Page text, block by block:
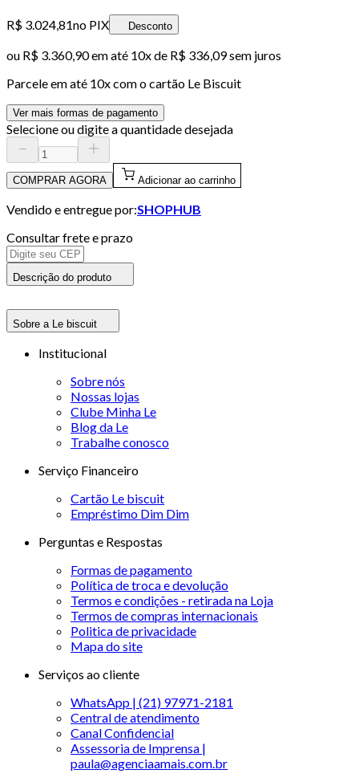
R$ 3.024,81no PIX Desconto
ou R$ 3.360,90em até 10x de R$ 336,09 sem juros
Parcele em até 10x com o cartão Le Biscuit
Ver mais formas de pagamento
Selecione ou digite a quantidade desejada
COMPRAR AGORA Adicionar ao carrinho
Vendido e entregue por:SHOPHUB
Consultar frete e prazo
Descrição do produto
Sobre a Le biscuit
Institucional
Sobre nós
Nossas lojas
Clube Minha Le
Blog da Le
Trabalhe conosco
Serviço Financeiro
Cartão Le biscuit
Empréstimo Dim Dim
Perguntas e Respostas
Formas de pagamento
Política de troca e devolução
Termos e condições - retirada na Loja
Termos de compras internacionais
Politica de privacidade
Mapa do site
Serviços ao cliente
WhatsApp | (21) 97971-2181
Central de atendimento
Canal Confidencial
Assessoria de Imprensa |
paula@agenciaamais.com.br